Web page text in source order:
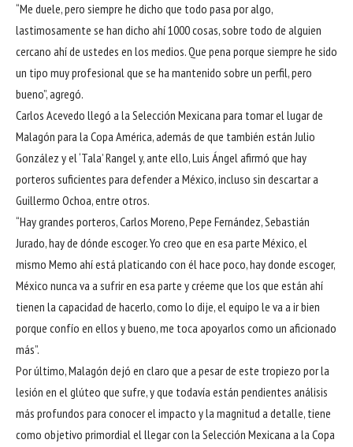
“Me duele, pero siempre he dicho que todo pasa por algo,
lastimosamente se han dicho ahí 1000 cosas, sobre todo de alguien
cercano ahí de ustedes en los medios. Que pena porque siempre he sido
un tipo muy profesional que se ha mantenido sobre un perfil, pero
bueno”, agregó.
Carlos Acevedo llegó a la Selección Mexicana para tomar el lugar de
Malagón para la Copa América, además de que también están Julio
González y el ‘Tala’ Rangel y, ante ello, Luis Ángel afirmó que hay
porteros suficientes para defender a México, incluso sin descartar a
Guillermo Ochoa, entre otros.
“Hay grandes porteros, Carlos Moreno, Pepe Fernández, Sebastián
Jurado, hay de dónde escoger. Yo creo que en esa parte México, el
mismo Memo ahí está platicando con él hace poco, hay donde escoger,
México nunca va a sufrir en esa parte y créeme que los que están ahí
tienen la capacidad de hacerlo, como lo dije, el equipo le va a ir bien
porque confío en ellos y bueno, me toca apoyarlos como un aficionado
más”.
Por último, Malagón dejó en claro que a pesar de este tropiezo por la
lesión en el glúteo que sufre, y que todavía están pendientes análisis
más profundos para conocer el impacto y la magnitud a detalle, tiene
como objetivo primordial el llegar con la Selección Mexicana a la Copa